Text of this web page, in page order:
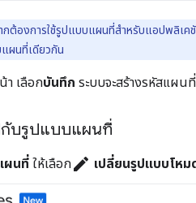
กต้องการใช้รูปแบบแผนที่สำหรับแอปพลิเค
ผนที่เดียวกัน
า เลือกบันทึก ระบบจะสร้างรหัสแผน
กับรูปแบบแผนที่
ผนที่ ให้เลือกedit เปลี่ยนรูปแบบโหม